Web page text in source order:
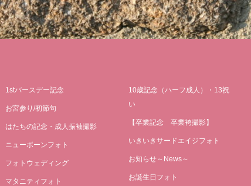
1stバースデー記念
お宮参り/初節句
はたちの記念・成人振袖撮影
ニューボーンフォト
フォトウェディング
マタニティフォト
10歳記念（ハーフ成人）・13祝
い
【卒業記念 卒業袴撮影】
いきいきサードエイジフォト
お知らせ～News～
お誕生日フォト